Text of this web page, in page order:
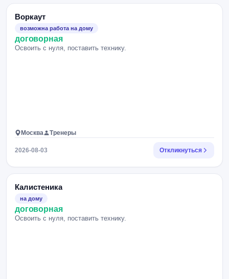
Воркаут
возможна работа на дому
договорная
Освоить с нуля, поставить технику.
Москва Тренеры
2026-08-03 Откликнуться
Калистеника
на дому
договорная
Освоить с нуля, поставить технику.